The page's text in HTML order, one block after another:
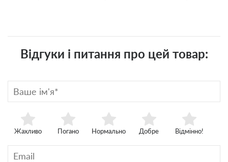
Відгуки і питання про цей товар:
Жахливо Погано Нормально Добре Відмінно!